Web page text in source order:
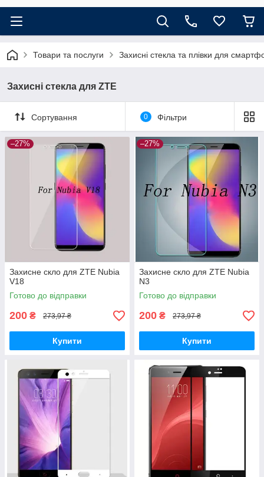
Товари та послуги Захисні стекла та плівки для
Захисні стекла для ZTE
Сортування 0 Фільтри
–27%
Захисне скло для ZTE Nubia
V18
Готово до відправки
200 ₴ 273,97 ₴
Купити
–27%
Захисне скло для ZTE Nubia
N3
Готово до відправки
200 ₴ 273,97 ₴
Купити